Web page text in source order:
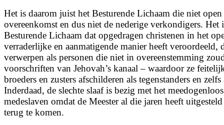
Het is daarom juist het Besturende Lichaam die niet
overeenkomst en dus niet de nederige verkondigers. Het
Besturende Lichaam dat opgedragen christenen in het
verraderlijke en aanmatigende manier heeft veroordeeld,
verwerpen als personen die niet in overeenstemming
voorschriften van Jehovah’s kanaal – waardoor ze
broeders en zusters afschilderen als tegenstanders en
Inderdaad, de slechte slaaf is bezig met het
medeslaven omdat de Meester al die jaren heeft
terug te komen.